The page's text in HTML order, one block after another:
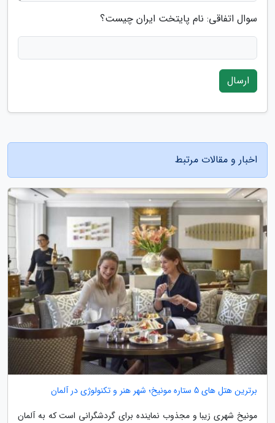
سوال اتفاقی: نام پایتخت ایران چیست؟
ارسال
اخبار و مقالات مرتبط
برترین هتل های 5 ستاره مونیخ؛ شهر هنر و تکنولوژی در آلمان
مونیخ شهری زیبا و مجذوب نماینده برای گردشگرانی است که به آلمان